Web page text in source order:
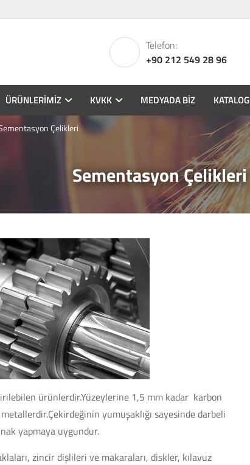
Telefon:
+90 212 549 28 96
ÜRÜNLERIMIZ KVKK MEDYADA BIZ KATALOG
Sementasyon Çelikleri
Çelikleri
ürünlerdir.Yüzeylerine 1,5 mm kadar karbon
yumuşaklığı sayesinde darbeli
yapmaya uygundur.
zincir dişlileri ve makaraları, diskler, kılavuz